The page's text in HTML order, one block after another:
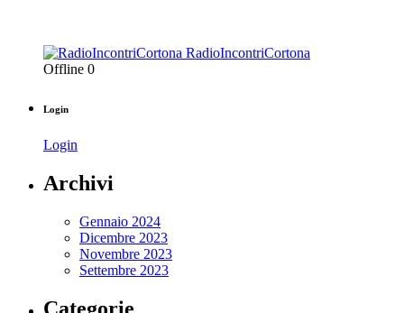
RadioIncontriCortona
Offline 0
Login
Login
Archivi
Gennaio 2024
Dicembre 2023
Novembre 2023
Settembre 2023